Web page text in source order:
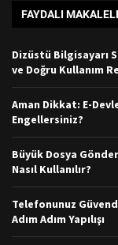
FAYDALI
Dizüstü Bilgisayarı
ve Doğru Kullanım
Aman Dikkat: E-
Engellersiniz?
Büyük Dosya
Nasıl Kullanılır?
Telefonunuz
Adım Adım Yapılışı